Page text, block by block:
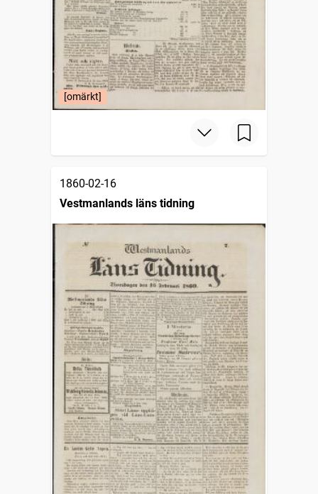
[omärkt]
1860-02-16
Vestmanlands läns tidning